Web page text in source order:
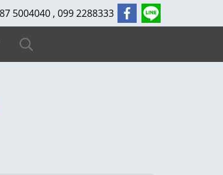
5004040 , 099 2288333